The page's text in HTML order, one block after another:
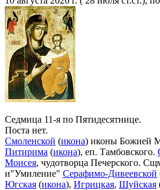
Седмица 11-я по Пятидесятнице.
Поста нет.
Смоленской (икона) иконы Божией
Питирима (икона), еп. Тамбовского.
Моисея, чудотворца Печерского.
и"Умиление" Серафимо-Дивеевской
Югская (икона), Игрицкая, Шуйская